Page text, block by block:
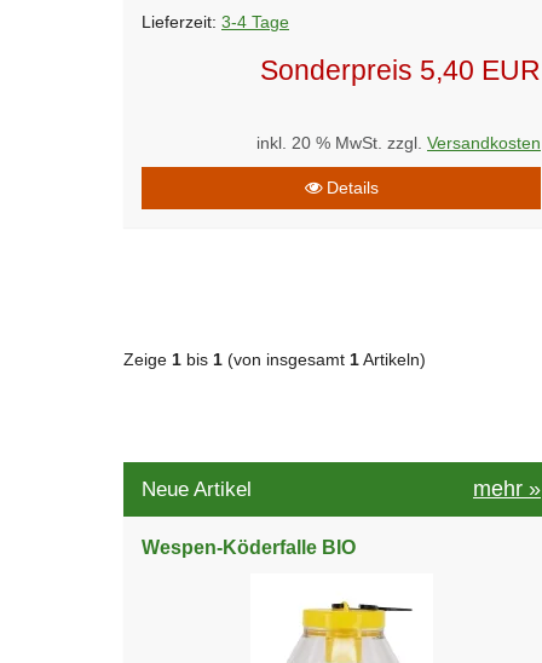
Lieferzeit: 3-4 Tage
Sonderpreis 5,40 EUR
inkl. 20 % MwSt. zzgl. Versandkosten
Details
Zeige 1 bis 1 (von insgesamt 1 Artikeln)
Neue Artikel mehr »
Wespen-Köderfalle BIO